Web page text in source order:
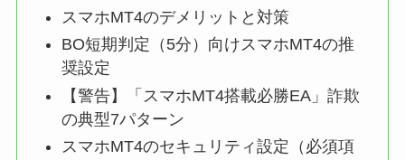
スマホMT4のデメリットと対策
BO短期判定（5分）向けスマホMT4の推
奨設定
【警告】「スマホMT4搭載必勝EA」詐欺
の典型7パターン
スマホMT4のセキュリティ設定（必須項